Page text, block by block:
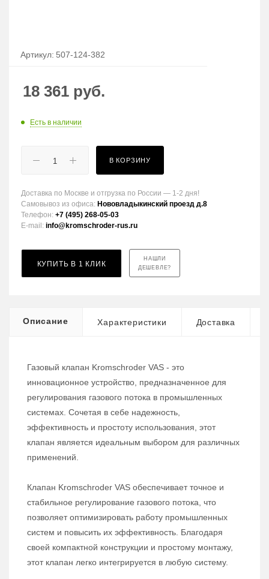
Артикул: 507-124-382
18 361 руб.
Есть в наличии
В КОРЗИНУ
Доставка по Москве и отгрузка по России — 1-2 дня!
Самовывоз из офиса: Нововладыкинский проезд д.8
Телефон: +7 (495) 268-05-03
E-mail: info@kromschroder-rus.ru
КУПИТЬ В 1 КЛИК
НАШЛИ
ДЕШЕВЛЕ?
Описание Характеристики Доставка
Газовый клапан Kromschroder VAS - это
инновационное устройство, предназначенное для
регулирования газового потока в промышленных
системах. Сочетая в себе надежность,
эффективность и простоту использования, этот
клапан является идеальным выбором для различных
применений.
Клапан Kromschroder VAS обеспечивает точное и
стабильное регулирование газового потока, что
позволяет оптимизировать работу промышленных
систем и повысить их эффективность. Благодаря
своей компактной конструкции и простому монтажу,
этот клапан легко интегрируется в любую систему.